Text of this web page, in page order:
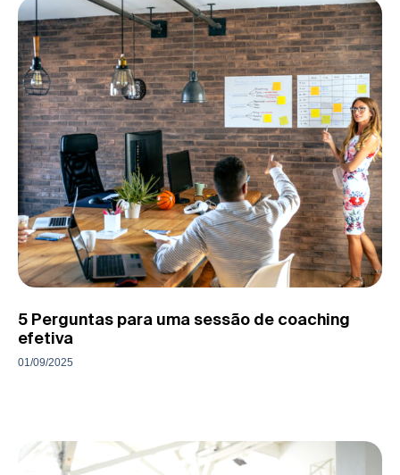
5 Perguntas para uma sessão de coaching
efetiva
01/09/2025